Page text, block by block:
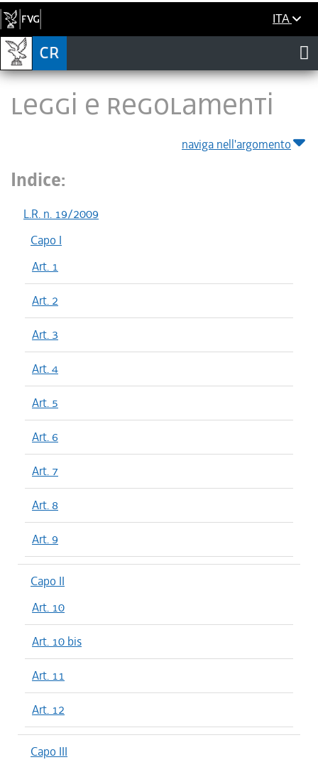
ITA
LEGGI E REGOLAMENTI
naviga nell'argomento
Indice:
L.R. n. 19/2009
Capo I
Art. 1
Art. 2
Art. 3
Art. 4
Art. 5
Art. 6
Art. 7
Art. 8
Art. 9
Capo II
Art. 10
Art. 10 bis
Art. 11
Art. 12
Capo III